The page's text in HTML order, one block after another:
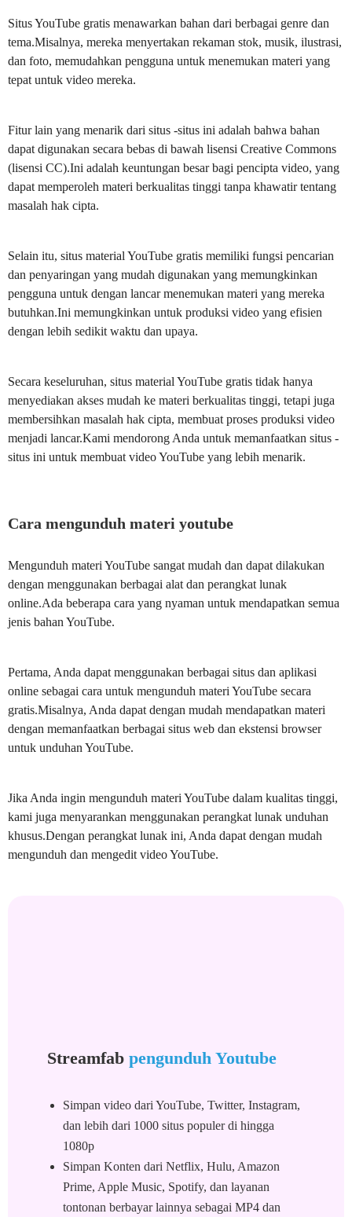
Situs YouTube gratis menawarkan bahan dari berbagai genre dan
tema.Misalnya, mereka menyertakan rekaman stok, musik, ilustrasi,
dan foto, memudahkan pengguna untuk menemukan materi yang
tepat untuk video mereka.
Fitur lain yang menarik dari situs -situs ini adalah bahwa bahan
dapat digunakan secara bebas di bawah lisensi Creative Commons
(lisensi CC).Ini adalah keuntungan besar bagi pencipta video, yang
dapat memperoleh materi berkualitas tinggi tanpa khawatir tentang
masalah hak cipta.
Selain itu, situs material YouTube gratis memiliki fungsi pencarian
dan penyaringan yang mudah digunakan yang memungkinkan
pengguna untuk dengan lancar menemukan materi yang mereka
butuhkan.Ini memungkinkan untuk produksi video yang efisien
dengan lebih sedikit waktu dan upaya.
Secara keseluruhan, situs material YouTube gratis tidak hanya
menyediakan akses mudah ke materi berkualitas tinggi, tetapi juga
membersihkan masalah hak cipta, membuat proses produksi video
menjadi lancar.Kami mendorong Anda untuk memanfaatkan situs -
situs ini untuk membuat video YouTube yang lebih menarik.
Cara mengunduh materi youtube
Mengunduh materi YouTube sangat mudah dan dapat dilakukan
dengan menggunakan berbagai alat dan perangkat lunak
online.Ada beberapa cara yang nyaman untuk mendapatkan semua
jenis bahan YouTube.
Pertama, Anda dapat menggunakan berbagai situs dan aplikasi
online sebagai cara untuk mengunduh materi YouTube secara
gratis.Misalnya, Anda dapat dengan mudah mendapatkan materi
dengan memanfaatkan berbagai situs web dan ekstensi browser
untuk unduhan YouTube.
Jika Anda ingin mengunduh materi YouTube dalam kualitas tinggi,
kami juga menyarankan menggunakan perangkat lunak unduhan
khusus.Dengan perangkat lunak ini, Anda dapat dengan mudah
mengunduh dan mengedit video YouTube.
Streamfab pengunduh Youtube
Simpan video dari YouTube, Twitter, Instagram,
dan lebih dari 1000 situs populer di hingga
1080p
Simpan Konten dari Netflix, Hulu, Amazon
Prime, Apple Music, Spotify, dan layanan
tontonan berbayar lainnya sebagai MP4 dan